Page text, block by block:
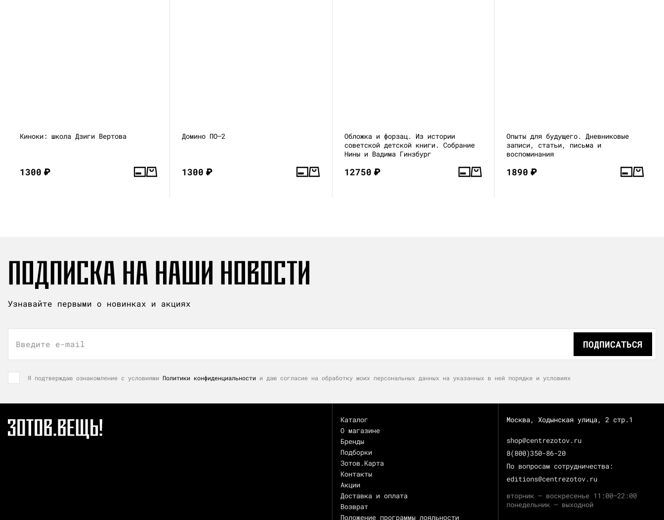
Киноки: школа Дзиги Вертова
1300₽
Домино ПО—2
1300₽
Обложка и форзац. Из истории
советской детской книги. Собрание
Нины и Вадима Гинзбург
12750₽
Опыты для будущего. Дневниковые
записи, статьи, письма и
воспоминания
1890₽
ПОДПИСКА НА НАШИ НОВОСТИ
Узнавайте первыми о новинках и акциях
Введите e-mail ПОДПИСАТЬСЯ
Я подтверждаю ознакомление с условиями Политики конфиденциальности и даю согласие на обработку моих персональных данных на указанных в ней порядке и условиях
Каталог
О магазине
Бренды
Подборки
Зотов.Карта
Контакты
Акции
Доставка и оплата
Возврат
Положение программы лояльности
Москва, Ходынская улица, 2 стр.1
shop@centrezotov.ru
8(800)350-86-20
По вопросам сотрудничества:
editions@centrezotov.ru
вторник — воскресенье 11:00–22:00
понедельник — выходной